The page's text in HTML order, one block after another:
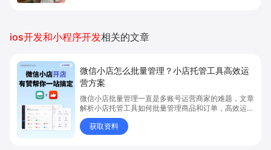
ios开发和小程序开发相关的文章
微信小店怎么批量管理？小店托管工具高效运
营方案
微信小店批量管理一直是多账号运营商家的难题，文章
解析小店托管工具如何批量管理商品和订单，高效运营
多账号微信小店。通过智能同步、AI运营托管和丰富营
销玩法，全面提升门店管理效率。点击了解微信小店批
量管理、高效托管的实用方案！
获取资料